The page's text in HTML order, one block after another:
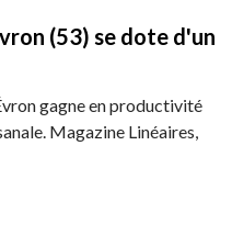
(53) se dote d'un
gagne en productivité
Magazine Linéaires,